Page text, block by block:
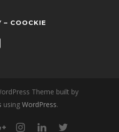
– COOCKIE
Theme built by
using WordPress.